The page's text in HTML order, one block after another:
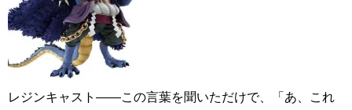
レジンキャスト――この言葉を聞いただけで、「あ、これ